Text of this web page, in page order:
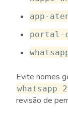
app-
portal-
Evite nomes
whatsapp 2
revisão de